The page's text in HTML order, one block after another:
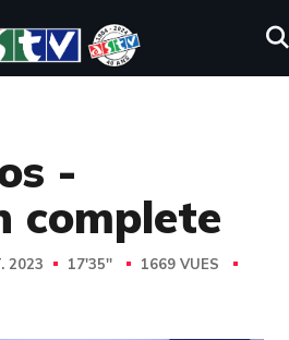
-
complete
2023 17'35''
1669 VUES